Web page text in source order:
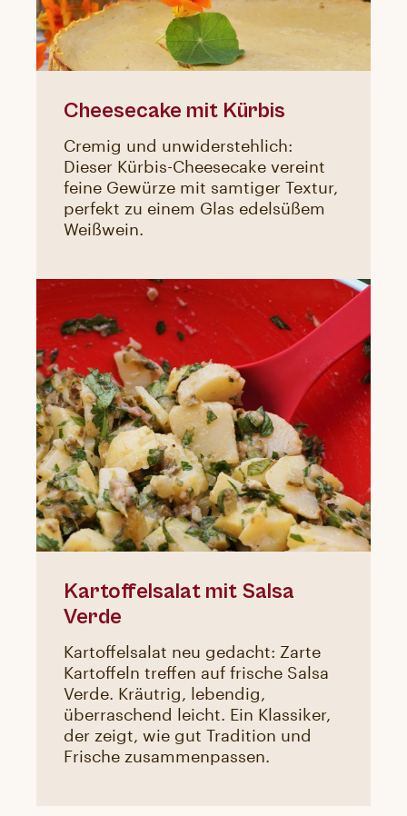
Cheesecake mit Kürbis
Cremig und unwiderstehlich:
Dieser Kürbis-Cheesecake vereint
feine Gewürze mit samtiger Textur,
perfekt zu einem Glas edelsüßem
Weißwein.
Kartoffelsalat mit Salsa
Verde
Kartoffelsalat neu gedacht: Zarte
Kartoffeln treffen auf frische Salsa
Verde. Kräutrig, lebendig,
überraschend leicht. Ein Klassiker,
der zeigt, wie gut Tradition und
Frische zusammenpassen.